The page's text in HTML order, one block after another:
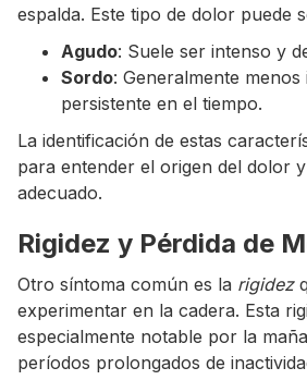
espalda. Este tipo de dolor puede
Agudo: Suele ser intenso y
Sordo: Generalmente
persistente en el tiempo.
La identificación de estas
para entender el origen del dolor
adecuado.
Rigidez y Pérdida de
Otro síntoma común es la rigidez
experimentar en la cadera. Esta
especialmente notable por la
períodos prolongados de